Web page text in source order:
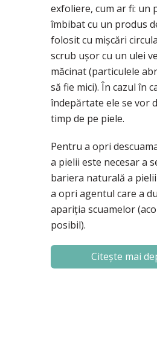
exfoliere, cum ar fi: un
îmbibat cu un produs
folosit cu mișcări
scrub ușor cu un ulei
măcinat (particulele
să fie mici). În cazul în
îndepărtate ele se vor
timp de pe piele.
Pentru a opri
a pielii este necesar a
bariera naturală a
a opri agentul care a
apariția scuamelor
posibil).
Citește mai